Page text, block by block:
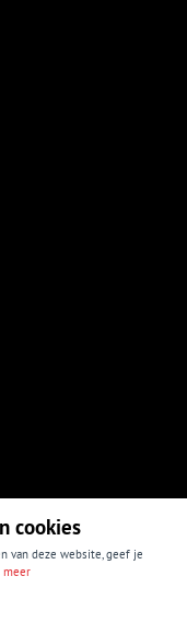
cookies
van deze website, geef je
meer